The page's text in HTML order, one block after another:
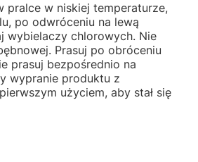
pralce w niskiej temperaturze,
po odwróceniu na lewą
wybielaczy chlorowych. Nie
Prasuj po obróceniu
prasuj bezpośrednio na
wypranie produktu z
użyciem, aby stał się